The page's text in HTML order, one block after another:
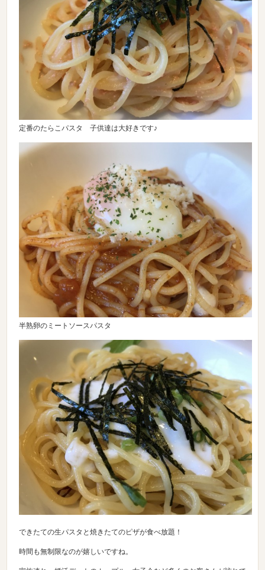
定番のたらこパスタ 子供達は大好きです♪
半熟卵のミートソースパスタ
できたての生パスタと焼きたてのピザが食べ放題！
時間も無制限なのが嬉しいですね。